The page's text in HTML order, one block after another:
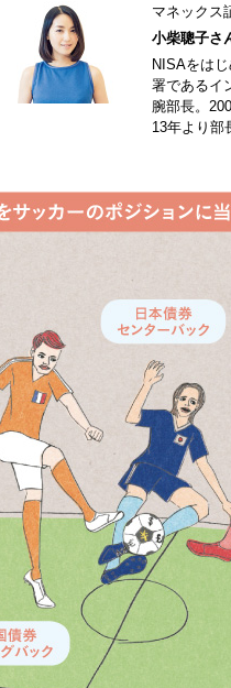
マネックス
小柴聰子さ
NISAをは
署であるイ
腕部長。
13年より部